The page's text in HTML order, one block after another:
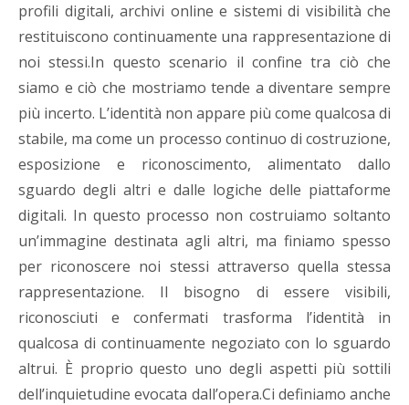
profili digitali, archivi online e sistemi di visibilità che
restituiscono continuamente una rappresentazione di
noi stessi.In questo scenario il confine tra ciò che
siamo e ciò che mostriamo tende a diventare sempre
più incerto. L’identità non appare più come qualcosa di
stabile, ma come un processo continuo di costruzione,
esposizione e riconoscimento, alimentato dallo
sguardo degli altri e dalle logiche delle piattaforme
digitali. In questo processo non costruiamo soltanto
un’immagine destinata agli altri, ma finiamo spesso
per riconoscere noi stessi attraverso quella stessa
rappresentazione. Il bisogno di essere visibili,
riconosciuti e confermati trasforma l’identità in
qualcosa di continuamente negoziato con lo sguardo
altrui. È proprio questo uno degli aspetti più sottili
dell’inquietudine evocata dall’opera.Ci definiamo anche